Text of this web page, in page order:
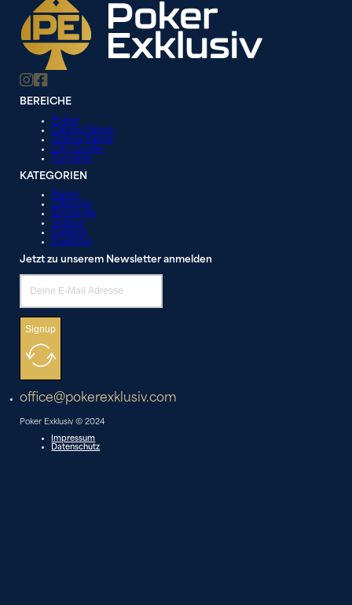
BEREICHE
Poker
Casino News
Online News
City Guide
Turniere
KATEGORIEN
News
Lifestyle
Strategie
Videos
Galerie
Liveblog
Jetzt zu unserem Newsletter anmelden
Signup
office@pokerexklusiv.com
Poker Exklusiv © 2024
Impressum
Datenschutz